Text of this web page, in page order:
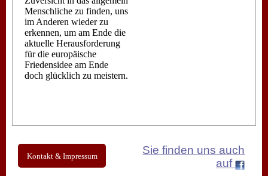
Menschliche zu finden, uns
im Anderen wieder zu
erkennen, um am Ende die
aktuelle Herausforderung
für die europäische
Friedensidee am Ende
doch glücklich zu meistern.
Kontakt & Impressum
Sie finden uns auch
auf